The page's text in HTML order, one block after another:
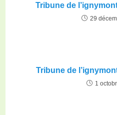
Tribune de
29
Tribune de
1